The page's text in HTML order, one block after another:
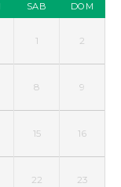
SAB DOM
1 2
8 9
15 16
22 23